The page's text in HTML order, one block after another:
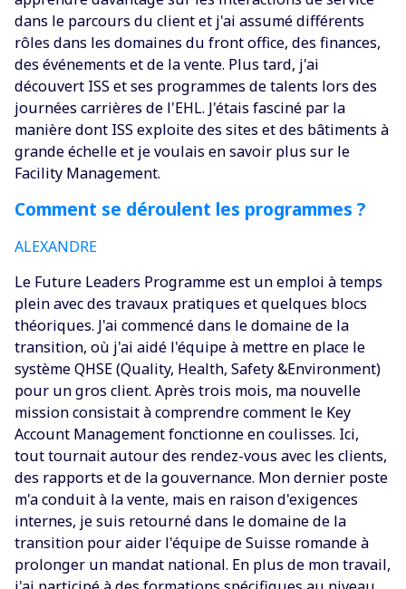
dans le parcours du client et j'ai assumé différents
rôles dans les domaines du front office, des finances,
des événements et de la vente. Plus tard, j'ai
découvert ISS et ses programmes de talents lors des
journées carrières de l'EHL. J'étais fasciné par la
manière dont ISS exploite des sites et des bâtiments à
grande échelle et je voulais en savoir plus sur le
Facility Management.
Comment se déroulent les programmes ?
ALEXANDRE
Le Future Leaders Programme est un emploi à temps
plein avec des travaux pratiques et quelques blocs
théoriques. J'ai commencé dans le domaine de la
transition, où j'ai aidé l'équipe à mettre en place le
système QHSE (Quality, Health, Safety &Environment)
pour un gros client. Après trois mois, ma nouvelle
mission consistait à comprendre comment le Key
Account Management fonctionne en coulisses. Ici,
tout tournait autour des rendez-vous avec les clients,
des rapports et de la gouvernance. Mon dernier poste
m'a conduit à la vente, mais en raison d'exigences
internes, je suis retourné dans le domaine de la
transition pour aider l'équipe de Suisse romande à
prolonger un mandat national. En plus de mon travail,